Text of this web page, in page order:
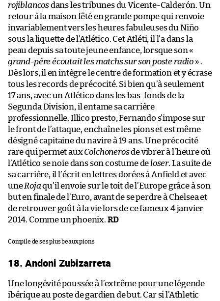
rojiblancosdans les tribunes du Vicente-Calderón. Un
retour à la maison fêté en grande pompe qui renvoie
invariablement vers les heures fabuleuses du Niño
sous la liquette de l’Atlético. Cet Atléti, il l’a dans la
peau depuis sa toute jeune enfance, lorsque son «
grand-père écoutait les matchs sur son poste radio » .
Dès lors, il en intègre le centre de formation et y écrase
tous les records de précocité. Si bien qu’à seulement
17 ans, avec un Atlético dans les bas-fonds de la
Segunda Division, il entame sa carrière
professionnelle. Illico presto, Fernando s’impose sur
le front de l’attaque, enchaîne les pions et est même
désigné capitaine du navire à 19 ans. Une précocité
rare qui permet aux Colchonerosde vibrer à l’heure où
l’Atlético se noie dans son costume de loser. La suite de
sa carrière, il l’écrit en lettres dorées à Anfield et avec
uneRojaqu’il envoie sur le toit de l’Europe grâce à son
but en finale de l’Euro, avant de se perdre à Chelsea et
de retrouver goût à la vie lors de ce fameux 4 janvier
2014. Comme un phoenix. RD
Compile de ses plus beaux pions
18. Andoni Zubizarreta
Une longévité poussée à l’extrême pour une légende
ibérique au poste de gardien de but. Car si l’Athletic